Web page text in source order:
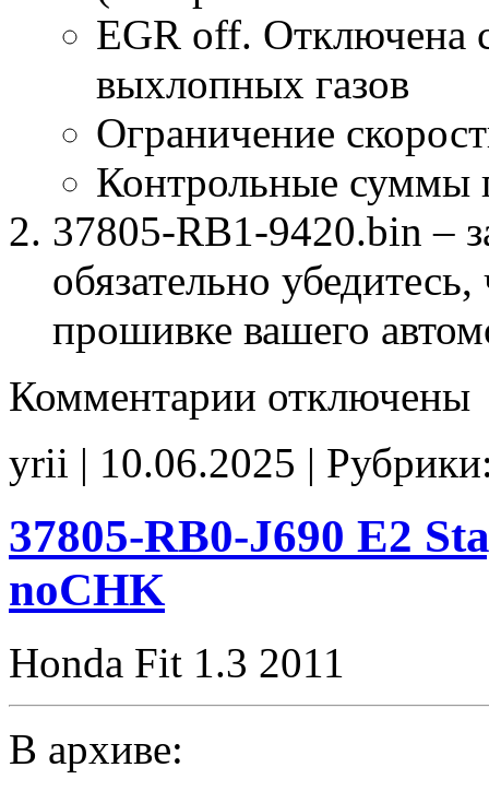
EGR off. Отключена
выхлопных газов
Ограничение
Контрольные суммы
37805-RB1-9420.bin –
обязательно
прошивке вашего
Комментарии записи
9420
Stage1
SpLim250
CHK(ok)
отключены
yrii | 10.06.2025 |
37805-RB0-J690 E2
noCHK
Honda Fit 1.3 2011
В архиве: